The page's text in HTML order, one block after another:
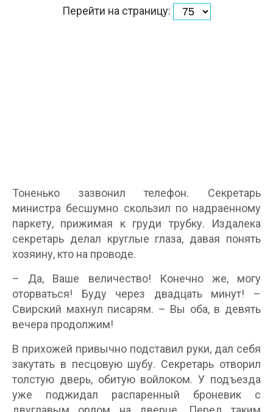
Перейти на страницу:
Тоненько зазвонил телефон. Секретарь
министра бесшумно скользил по надраенному
паркету, прижимая к груди трубку. Издалека
секретарь делал круглые глаза, давая понять
хозяину, кто на проводе.
– Да, Ваше величество! Конечно же, могу
оторваться! Буду через двадцать минут! –
Свирский махнул писарям. – Вы оба, в девять
вечера продолжим!
В прихожей привычно подставил руки, дал себя
закутать в песцовую шубу. Секретарь отворил
толстую дверь, обитую войлоком. У подъезда
уже поджидал распаренный броневик с